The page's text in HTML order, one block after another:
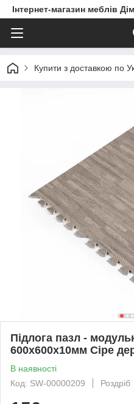
Інтернет-магазин меблів
Купити з доставкою по
Підлога пазл -
600x600x10мм Сіре
В наявності
Код: SW-00000209
Роздріб